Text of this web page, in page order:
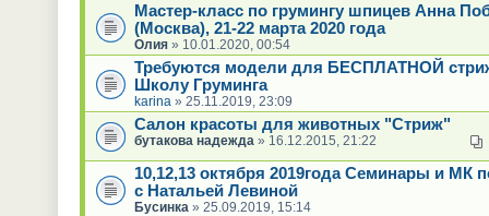
Мастер-класс по грумингу шпицев Анна
(Москва), 21-22 марта 2020 года
Олия» 10.01.2020, 00:54
Требуются модели для БЕСПЛАТНОЙ
Школу Груминга
karina » 25.11.2019, 23:09
Салон красоты для животных "Стриж"
бутакова надежда » 16.12.2015, 21:22
10,12,13 октября 2019года Семинары и МК
с Натальей Левиной
Бусинка » 25.09.2019, 15:14